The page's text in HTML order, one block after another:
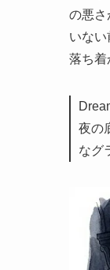
の悪さ
いな
落ち着
夜の
なグ